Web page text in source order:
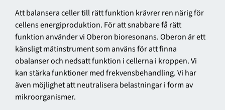
Att balansera celler till rätt funktion krävrer ren närig för
cellens energiproduktion. För att snabbare få rätt
funktion använder vi Oberon bioresonans. Oberon är ett
känsligt mätinstrument som använs för att finna
obalanser och nedsatt funktion i cellerna i kroppen. Vi
kan stärka funktioner med frekvensbehandling. Vi har
även möjlighet att neutralisera belastningar i form av
mikroorganismer.